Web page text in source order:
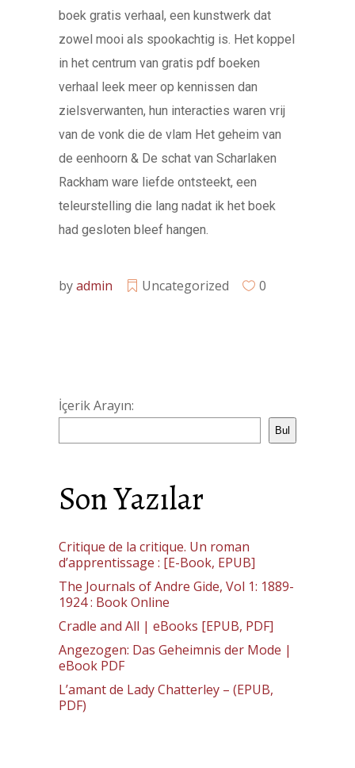
boek gratis verhaal, een kunstwerk dat
zowel mooi als spookachtig is. Het koppel
in het centrum van gratis pdf boeken
verhaal leek meer op kennissen dan
zielsverwanten, hun interacties waren vrij
van de vonk die de vlam Het geheim van
de eenhoorn & De schat van Scharlaken
Rackham ware liefde ontsteekt, een
teleurstelling die lang nadat ik het boek
had gesloten bleef hangen.
byadmin Uncategorized 0
İçerik Arayın:
Bul
Son Yazılar
Critique de la critique. Un roman
d’apprentissage : [E-Book, EPUB]
The Journals of Andre Gide, Vol 1: 1889-
1924 : Book Online
Cradle and All | eBooks [EPUB, PDF]
Angezogen: Das Geheimnis der Mode |
eBook PDF
L’amant de Lady Chatterley – (EPUB,
PDF)